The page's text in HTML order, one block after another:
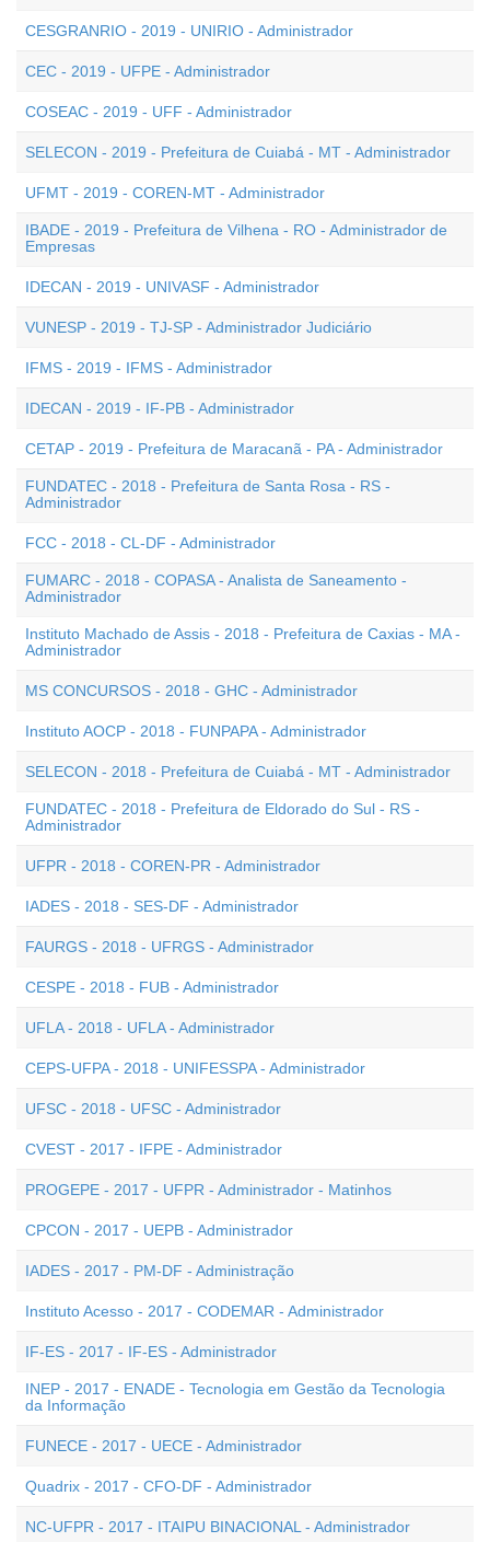
CESGRANRIO - 2019 - UNIRIO - Administrador
CEC - 2019 - UFPE - Administrador
COSEAC - 2019 - UFF - Administrador
SELECON - 2019 - Prefeitura de Cuiabá - MT - Administrador
UFMT - 2019 - COREN-MT - Administrador
IBADE - 2019 - Prefeitura de Vilhena - RO - Administrador de
Empresas
IDECAN - 2019 - UNIVASF - Administrador
VUNESP - 2019 - TJ-SP - Administrador Judiciário
IFMS - 2019 - IFMS - Administrador
IDECAN - 2019 - IF-PB - Administrador
CETAP - 2019 - Prefeitura de Maracanã - PA - Administrador
FUNDATEC - 2018 - Prefeitura de Santa Rosa - RS -
Administrador
FCC - 2018 - CL-DF - Administrador
FUMARC - 2018 - COPASA - Analista de Saneamento -
Administrador
Instituto Machado de Assis - 2018 - Prefeitura de Caxias - MA -
Administrador
MS CONCURSOS - 2018 - GHC - Administrador
Instituto AOCP - 2018 - FUNPAPA - Administrador
SELECON - 2018 - Prefeitura de Cuiabá - MT - Administrador
FUNDATEC - 2018 - Prefeitura de Eldorado do Sul - RS -
Administrador
UFPR - 2018 - COREN-PR - Administrador
IADES - 2018 - SES-DF - Administrador
FAURGS - 2018 - UFRGS - Administrador
CESPE - 2018 - FUB - Administrador
UFLA - 2018 - UFLA - Administrador
CEPS-UFPA - 2018 - UNIFESSPA - Administrador
UFSC - 2018 - UFSC - Administrador
CVEST - 2017 - IFPE - Administrador
PROGEPE - 2017 - UFPR - Administrador - Matinhos
CPCON - 2017 - UEPB - Administrador
IADES - 2017 - PM-DF - Administração
Instituto Acesso - 2017 - CODEMAR - Administrador
IF-ES - 2017 - IF-ES - Administrador
INEP - 2017 - ENADE - Tecnologia em Gestão da Tecnologia
da Informação
FUNECE - 2017 - UECE - Administrador
Quadrix - 2017 - CFO-DF - Administrador
NC-UFPR - 2017 - ITAIPU BINACIONAL - Administrador